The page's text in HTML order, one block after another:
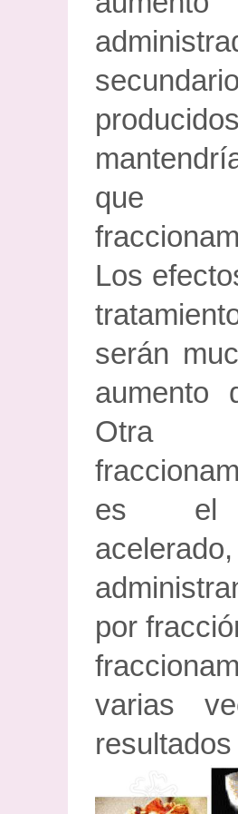
que
Los
serán
aumento
Otra
es el
por
varias